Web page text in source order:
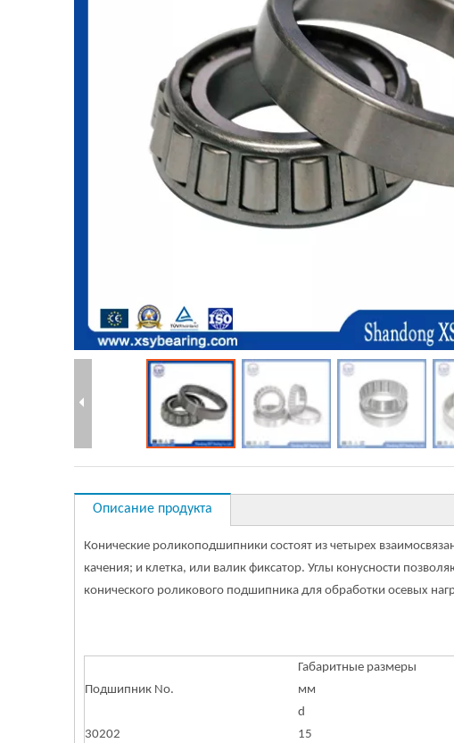
Описание продукта
Конические роликоподшипники состоят из четырех
качения; и клетка, или валик фиксатор. Углы конусности
конического роликового подшипника для обработки осевых
Подшипник No.
Габаритные размеры
мм
d
30202
15